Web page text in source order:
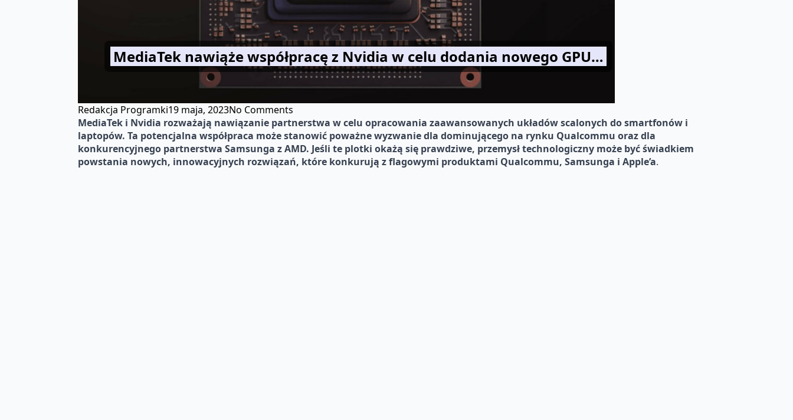
MediaTek nawiąże współpracę z Nvidia w celu dodania nowego GPU…
Redakcja Programki19 maja, 2023No Comments
MediaTek i Nvidia rozważają nawiązanie partnerstwa w celu opracowania zaawansowanych układów scalonych do smartfonów i
laptopów. Ta potencjalna współpraca może stanowić poważne wyzwanie dla dominującego na rynku Qualcommu oraz dla
konkurencyjnego partnerstwa Samsunga z AMD. Jeśli te plotki okażą się prawdziwe, przemysł technologiczny może być świadkiem
powstania nowych, innowacyjnych rozwiązań, które konkurują z flagowymi produktami Qualcommu, Samsunga i Apple’a.